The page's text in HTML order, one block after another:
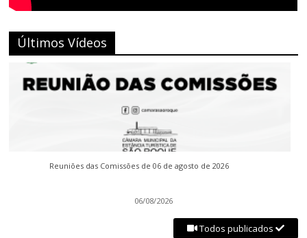
Últimos Vídeos
Reuniões das Comissões de 06 de agosto de 2026
06/08/2026
Todos publicados